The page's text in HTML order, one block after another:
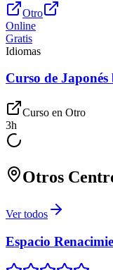
Otro
Online
Gratis
Idiomas
Curso de Japonés
Curso en Otro
3h
Otros
Ver todos
Espacio